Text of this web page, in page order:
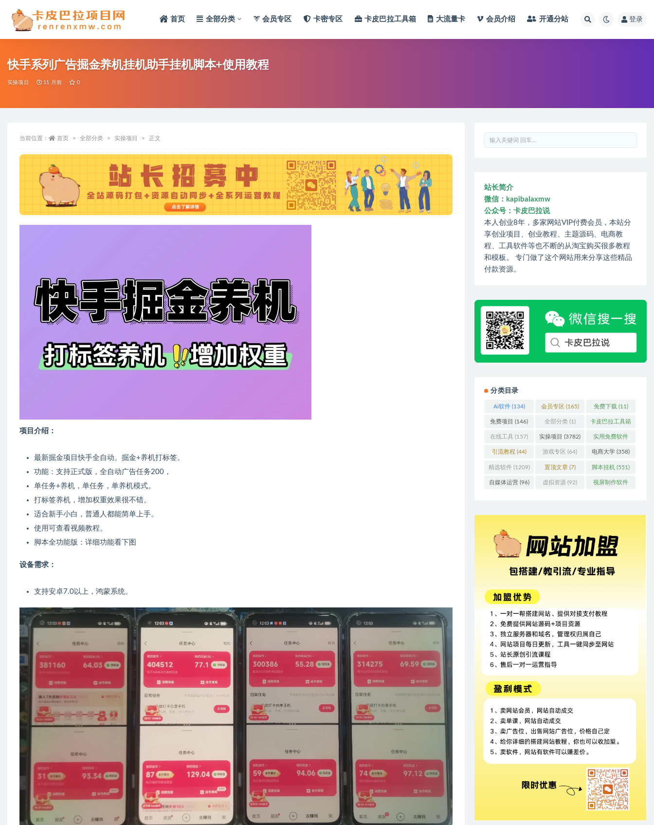
首页 全部分类 会员专区 卡密专区 卡皮巴拉工具箱 大流量卡 会员介绍 开通分站 登录
快手系列广告掘金养机挂机助手挂机脚本+使用教程
实操项目 11 月前 0
当前位置： 首页 全部分类 实操项目 正文
项目介绍：
最新掘金项目快手全自动。掘金+养机打标签。
功能：支持正式版，全自动广告任务200，
单任务+养机，单任务，单养机模式。
打标签养机，增加权重效果很不错。
适合新手小白，普通人都能简单上手。
使用可查看视频教程。
脚本全功能版：详细功能看下图
设备需求：
支持安卓7.0以上，鸿蒙系统。
站长简介
微信：kapibalaxmw
公众号：卡皮巴拉说
本人创业8年，多家网站VIP付费会员，本站分
享创业项目、创业教程、主题源码、电商教
程、工具软件等也不断的从淘宝购买很多教程
和模板。 专门做了这个网站用来分享这些精品
付款资源。
分类目录
Ai软件(134) 会员专区 (165) 免费下载 (11)
免费项目 (146) 全部分类(1) 卡皮巴拉工具箱
(3)
在线工具 (157) 实操项目 (3782) 实用免费软件
(415)
引流教程 (44) 游戏专区 (64) 电商大学 (358)
精选软件(1209) 置顶文章(7) 脚本挂机 (551)
自媒体运营(96) 虚拟资源 (92) 视屏制作软件